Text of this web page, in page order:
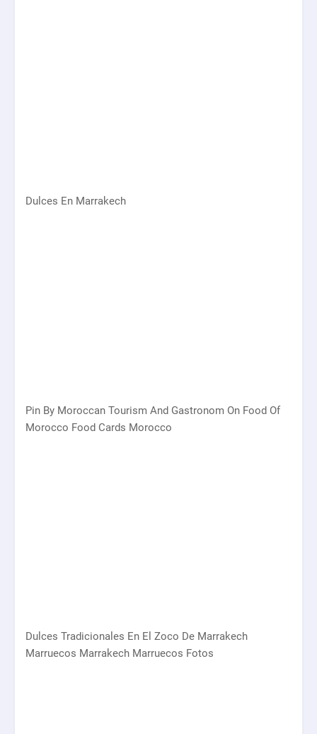
Dulces En Marrakech
Pin By Moroccan Tourism And Gastronom On Food Of
Morocco Food Cards Morocco
Dulces Tradicionales En El Zoco De Marrakech
Marruecos Marrakech Marruecos Fotos